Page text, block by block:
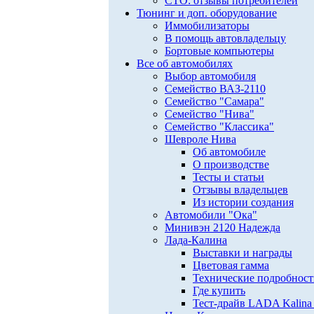
Тюнинг и доп. оборудование
Иммобилизаторы
В помощь автовладельцу
Бортовые компьютеры
Все об автомобилях
Выбор автомобиля
Семейство ВАЗ-2110
Семейство "Самара"
Семейство "Нива"
Семейство "Классика"
Шевроле Нива
Об автомобиле
О производстве
Тесты и статьи
Отзывы владельцев
Из истории создания
Автомобили "Ока"
Минивэн 2120 Надежда
Лада-Калина
Выставки и награды
Цветовая гамма
Технические
Где купить
Тест-драйв LADA Kalina